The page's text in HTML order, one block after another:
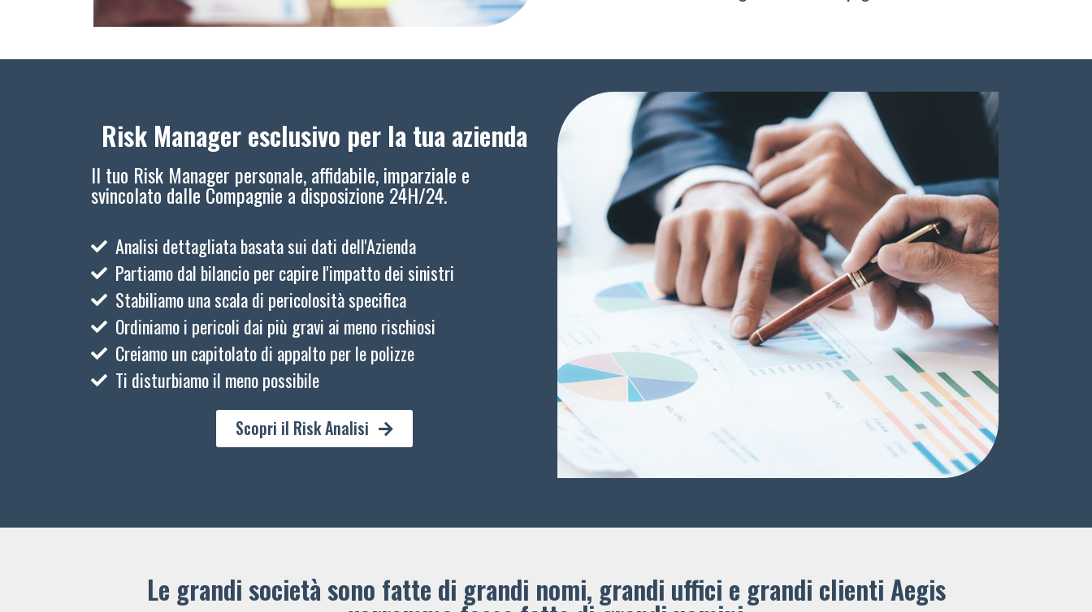
Risk Manager esclusivo per la tua azienda
Il tuo Risk Manager personale, affidabile, imparziale e
svincolato dalle Compagnie a disposizione 24H/24.
Analisi dettagliata basata sui dati dell'Azienda
Partiamo dal bilancio per capire l'impatto dei sinistri
Stabiliamo una scala di pericolosità specifica
Ordiniamo i pericoli dai più gravi ai meno rischiosi
Creiamo un capitolato di appalto per le polizze
Ti disturbiamo il meno possibile
Scopri il Risk Analisi
Le grandi società sono fatte di grandi nomi, grandi uffici e grandi clienti ​Aegis